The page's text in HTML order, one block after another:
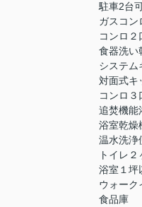
駐車2台
ガスコン
コンロ２
食器洗い
システム
対面式キ
コンロ３
追焚機能
浴室乾燥
温水洗浄
トイレ２
浴室１坪
ウォーク
食品庫